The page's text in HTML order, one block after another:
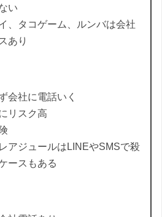
い
、タコゲーム、ルンバは会社
あり
会社に電話いく
リスク高
アジュールはLINEやSMSで殺
ースもある